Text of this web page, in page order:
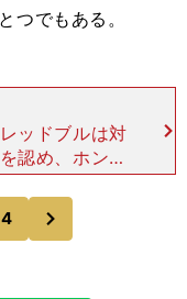
つでもある。
ッドブルは対
認め、ホンダ
しなかった。
いますし、そ
4